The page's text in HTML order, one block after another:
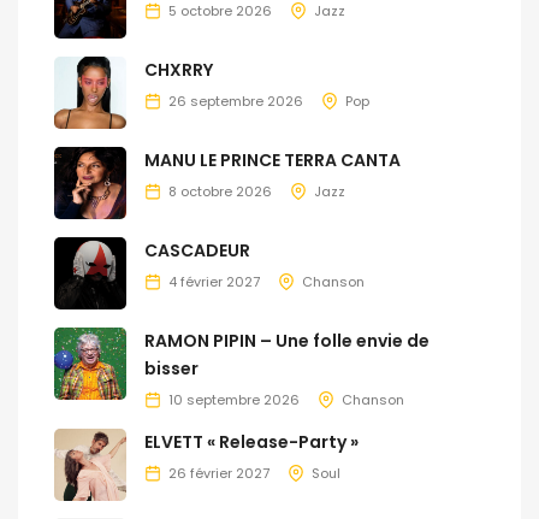
5 octobre 2026 Jazz
CHXRRY
26 septembre 2026 Pop
MANU LE PRINCE TERRA CANTA
8 octobre 2026 Jazz
CASCADEUR
4 février 2027 Chanson
RAMON PIPIN – Une folle envie de
bisser
10 septembre 2026 Chanson
ELVETT « Release-Party »
26 février 2027 Soul